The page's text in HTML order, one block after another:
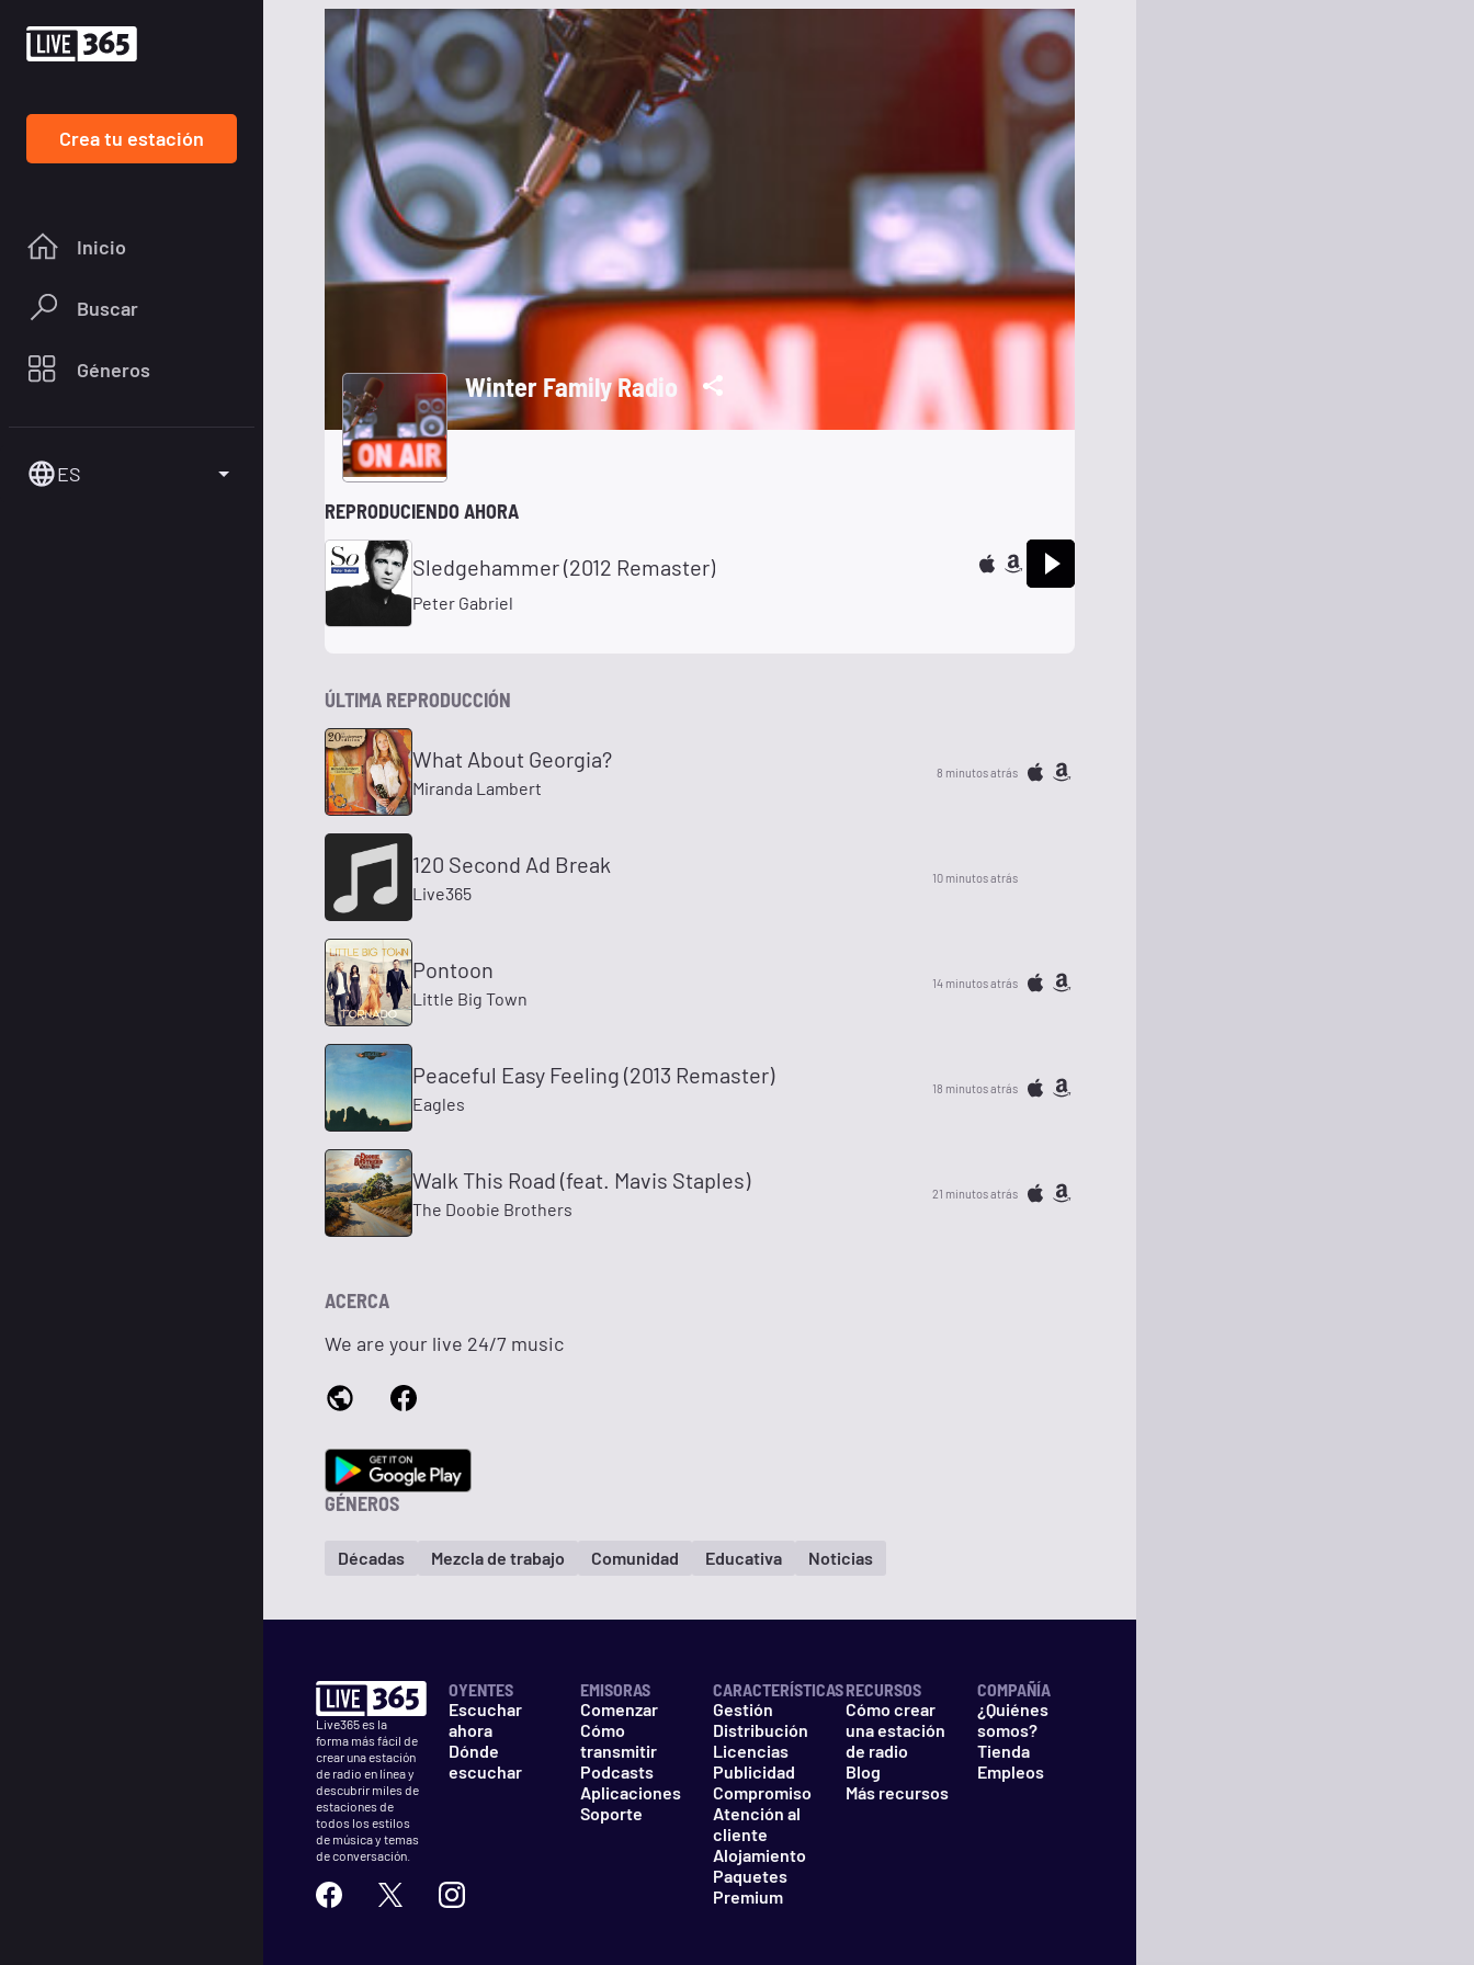
Crea tu estación
Inicio
Buscar
Géneros
ES
Winter Family Radio
REPRODUCIENDO AHORA
Sledgehammer (2012 Remaster)
Peter Gabriel
ÚLTIMA REPRODUCCIÓN
What About Georgia?
Miranda Lambert
8 minutos atrás
120 Second Ad Break
Live365
10 minutos atrás
Pontoon
Little Big Town
14 minutos atrás
Peaceful Easy Feeling (2013 Remaster)
Eagles
18 minutos atrás
Walk This Road (feat. Mavis Staples)
The Doobie Brothers
21 minutos atrás
ACERCA
We are your live 24/7 music
GÉNEROS
Décadas Mezcla de trabajo Comunidad Educativa Noticias
Live365 es la
forma más fácil de
crear una estación
de radio en línea y
descubrir miles de
estaciones de
todos los estilos
de música y temas
de conversación.
OYENTES
Escuchar
ahora
Dónde
escuchar
EMISORAS
Comenzar
Cómo
transmitir
Podcasts
Aplicaciones
Soporte
CARACTERÍSTICAS
Gestión
Distribución
Licencias
Publicidad
Compromiso
Atención al
cliente
Alojamiento
Paquetes
Premium
RECURSOS
Cómo crear
una estación
de radio
Blog
Más recursos
COMPAÑÍA
¿Quiénes
somos?
Tienda
Empleos